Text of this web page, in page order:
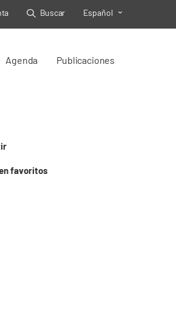
Buscar Toggle Select
Español
Agenda Publicaciones
favoritos